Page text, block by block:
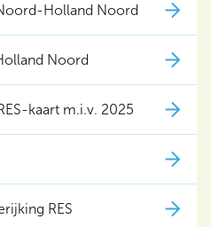
Holland Noord
Noord
kaart m.i.v. 2025
RES